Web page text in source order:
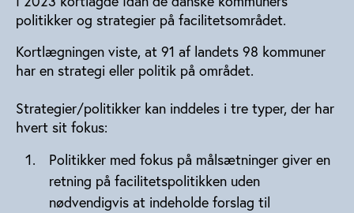
politikker og strategier på facilitetsområdet.
Kortlægningen viste, at 91 af landets 98 kommuner
har en strategi eller politik på området.
Strategier/politikker kan inddeles i tre typer, der har
hvert sit fokus:
Politikker med fokus på målsætninger giver en
retning på facilitetspolitikken uden
nødvendigvis at indeholde forslag til